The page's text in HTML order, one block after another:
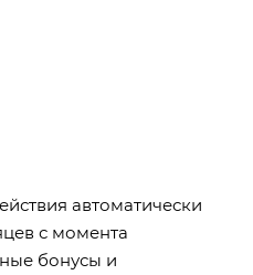
поддержкой.
автоматически
с момента
бонусы и